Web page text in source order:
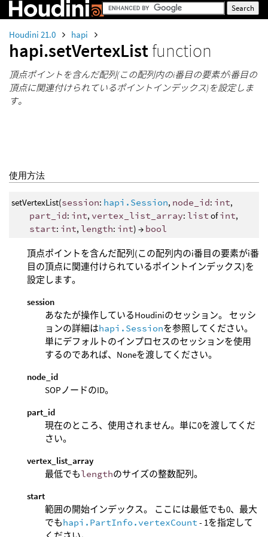
Houdini 21.0 hapi
hapi.setVertexListfunction
頂点ポイントを含んだ配列(この配列内のi番目の要素がi番目の
頂点に関連付けられているポイントインデックス)を設定しま
す。
使用方法
setVertexList(session: hapi.Session, node_id: int,
part_id: int, vertex_list_array: list ofint,
start: int, length: int) → bool
頂点ポイントを含んだ配列(この配列内のi番目の要素がi番
目の頂点に関連付けられているポイントインデックス)を
設定します。
session
あなたが操作しているHoudiniのセッション。 セッシ
ョンの詳細はhapi.Sessionを参照してください。
単にデフォルトのインプロセスのセッションを使用
するのであれば、Noneを渡してください。
node_id
SOPノードのID。
part_id
現在のところ、使用されません。単に0を渡してくだ
さい。
vertex_list_array
最低でもlengthのサイズの整数配列。
start
範囲の開始インデックス。 ここには最低でも0、最大
でもhapi.PartInfo.vertexCount - 1を指定して